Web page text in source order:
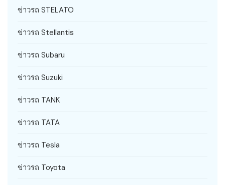
ข่าวรถ STELATO
ข่าวรถ Stellantis
ข่าวรถ Subaru
ข่าวรถ Suzuki
ข่าวรถ TANK
ข่าวรถ TATA
ข่าวรถ Tesla
ข่าวรถ Toyota